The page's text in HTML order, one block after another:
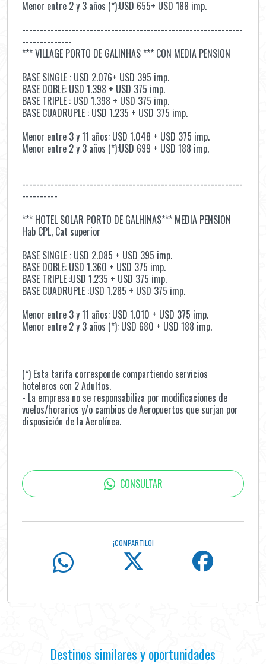
Menor entre 2 y 3 años (*):USD 655+ USD 188 imp.
--------------------------------------------------------------
--------------
*** VILLAGE PORTO DE GALINHAS *** CON MEDIA PENSION
BASE SINGLE : USD 2.076+ USD 395 imp.
BASE DOBLE: USD 1.398 + USD 375 imp.
BASE TRIPLE : USD 1.398 + USD 375 imp.
BASE CUADRUPLE : USD 1.235 + USD 375 imp.
Menor entre 3 y 11 años: USD 1.048 + USD 375 imp.
Menor entre 2 y 3 años (*):USD 699 + USD 188 imp.
--------------------------------------------------------------
----------
*** HOTEL SOLAR PORTO DE GALHINAS*** MEDIA PENSION
Hab CPL, Cat superior
BASE SINGLE : USD 2.085 + USD 395 imp.
BASE DOBLE: USD 1.360 + USD 375 imp.
BASE TRIPLE :USD 1.235 + USD 375 imp.
BASE CUADRUPLE :USD 1.285 + USD 375 imp.
Menor entre 3 y 11 años: USD 1.010 + USD 375 imp.
Menor entre 2 y 3 años (*): USD 680 + USD 188 imp.
(*) Esta tarifa corresponde compartiendo servicios
hoteleros con 2 Adultos.
- La empresa no se responsabiliza por modificaciones de
vuelos/horarios y/o cambios de Aeropuertos que surjan por
disposición de la Aerolínea.
CONSULTAR
¡COMPARTILO!
Destinos similares y oportunidades